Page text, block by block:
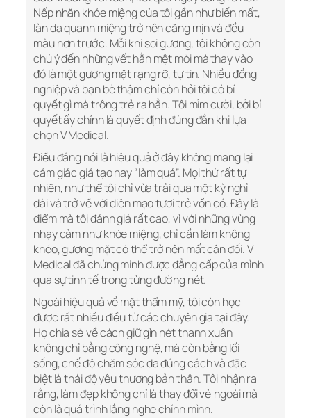
Nếp nhăn khóe miệng của tôi gần như biến mất,
làn da quanh miệng trở nên căng mịn và đều
màu hơn trước. Mỗi khi soi gương, tôi không còn
chú ý đến những vết hằn mệt mỏi mà thay vào
đó là một gương mặt rạng rỡ, tự tin. Nhiều đồng
nghiệp và bạn bè thậm chí còn hỏi tôi có bí
quyết gì mà trông trẻ ra hẳn. Tôi mỉm cười, bởi bí
quyết ấy chính là quyết định đúng đắn khi lựa
chọn V Medical.
Điều đáng nói là hiệu quả ở đây không mang lại
cảm giác giả tạo hay “làm quá”. Mọi thứ rất tự
nhiên, như thể tôi chỉ vừa trải qua một kỳ nghỉ
dài và trở về với diện mạo tươi trẻ vốn có. Đây là
điểm mà tôi đánh giá rất cao, vì với những vùng
nhạy cảm như khóe miệng, chỉ cần làm không
khéo, gương mặt có thể trở nên mất cân đối. V
Medical đã chứng minh được đẳng cấp của mình
qua sự tinh tế trong từng đường nét.
Ngoài hiệu quả về mặt thẩm mỹ, tôi còn học
được rất nhiều điều từ các chuyên gia tại đây.
Họ chia sẻ về cách giữ gìn nét thanh xuân
không chỉ bằng công nghệ, mà còn bằng lối
sống, chế độ chăm sóc da đúng cách và đặc
biệt là thái độ yêu thương bản thân. Tôi nhận ra
rằng, làm đẹp không chỉ là thay đổi vẻ ngoài mà
còn là quá trình lắng nghe chính mình.